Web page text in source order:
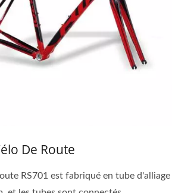
De Route
RS701 est fabriqué en tube d'alliage